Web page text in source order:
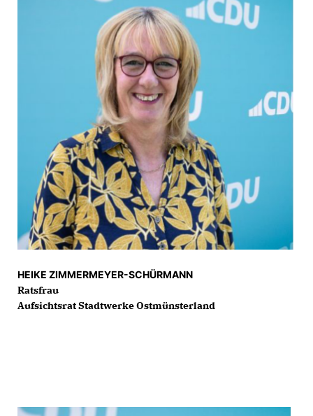
HEIKE ZIMMERMEYER-SCHÜRMANN
Ratsfrau
Aufsichtsrat Stadtwerke Ostmünsterland